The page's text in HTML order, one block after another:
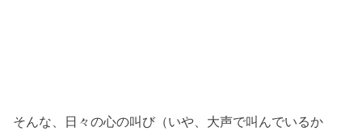
そんな、日々の心の叫び（いや、大声で叫んでいるか